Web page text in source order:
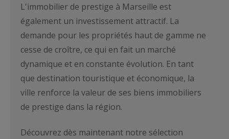
L'immobilier de prestige à Marseille est
également un investissement attractif. La
demande pour les propriétés haut de gamme ne
cesse de croître, ce qui en fait un marché
dynamique et en constante évolution. En tant
que destination touristique et économique, la
ville renforce la valeur de ses biens immobiliers
de prestige dans la région.
Découvrez dès maintenant notre sélection